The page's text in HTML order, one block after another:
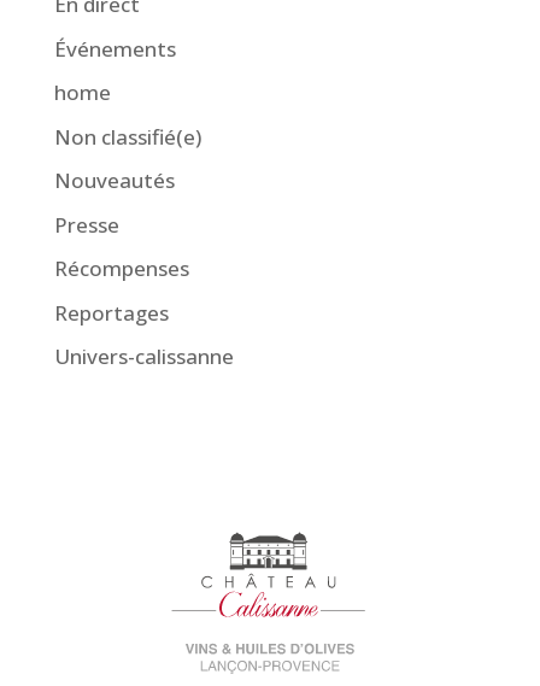
Événements
home
Non classifié(e)
Nouveautés
Presse
Récompenses
Reportages
Univers-calissanne